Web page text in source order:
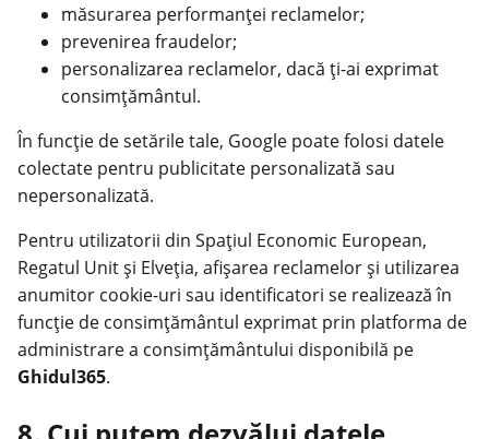
măsurarea performanței reclamelor;
prevenirea fraudelor;
personalizarea reclamelor, dacă ți-ai exprimat
consimțământul.
În funcție de setările tale, Google poate folosi datele
colectate pentru publicitate personalizată sau
nepersonalizată.
Pentru utilizatorii din Spațiul Economic European,
Regatul Unit și Elveția, afișarea reclamelor și utilizarea
anumitor cookie-uri sau identificatori se realizează în
funcție de consimțământul exprimat prin platforma de
administrare a consimțământului disponibilă pe
Ghidul365.